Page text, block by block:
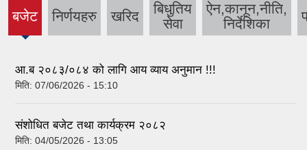
बजेट
(active
tab)
निर्णयहरु खरिद
बिधुतिय
सेवा
ऐन,कानून,नीति,
निर्देशिका
आ.ब २०८३/०८४ को लागि आय व्याय अनुमान !!!
मिति: 07/06/2026 - 15:10
संशोधित बजेट तथा कार्यक्रम २०८२
मिति: 04/05/2026 - 13:05